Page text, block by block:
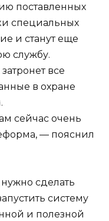
поставленных
специальных
и станут еще
службу.
все
в охране
сейчас очень
— пояснил
сделать
систему
и полезной